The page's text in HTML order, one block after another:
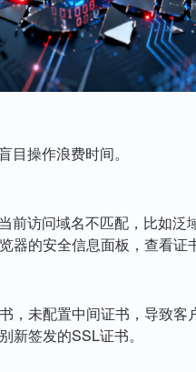
操作浪费时间。
访问域名不匹配，比如
的安全信息面板，查看证
未配置中间证书，导致
新签发的SSL证书。